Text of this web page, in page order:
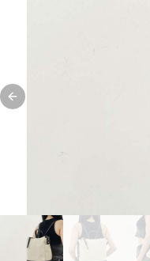
Previous slide